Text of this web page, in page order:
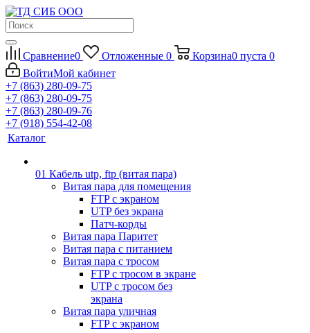
Сравнение0 Отложенные 0 Корзина0 пуста 0
ВойтиМой кабинет
+7 (863) 280-09-75
+7 (863) 280-09-75
+7 (863) 280-09-76
+7 (918) 554-42-08
Каталог
01 Кабель utp, ftp (витая пара)
Витая пара для помещения
FTP с экраном
UTP без экрана
Патч-корды
Витая пара Паритет
Витая пара с питанием
Витая пара с тросом
FTP с тросом в экране
UTP с тросом без
экрана
Витая пара уличная
FTP с экраном